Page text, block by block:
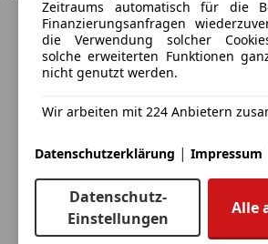
Suche informiert
Suche
Entdecke ähnliche
Zeitraums automatisch für die
Finanzierungsanfragen
die Verwendung solcher
solche erweiterten Funktionen
nicht genutzt werden.
Wir arbeiten mit 224 Anbietern
Datenschutzerklärung | Impressum
Datenschutz-
Einstellungen
Alle